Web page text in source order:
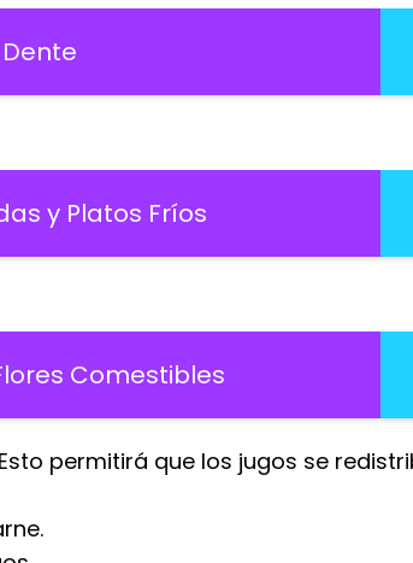
y Platos Fríos
Comestibles
permitirá que los jugos se